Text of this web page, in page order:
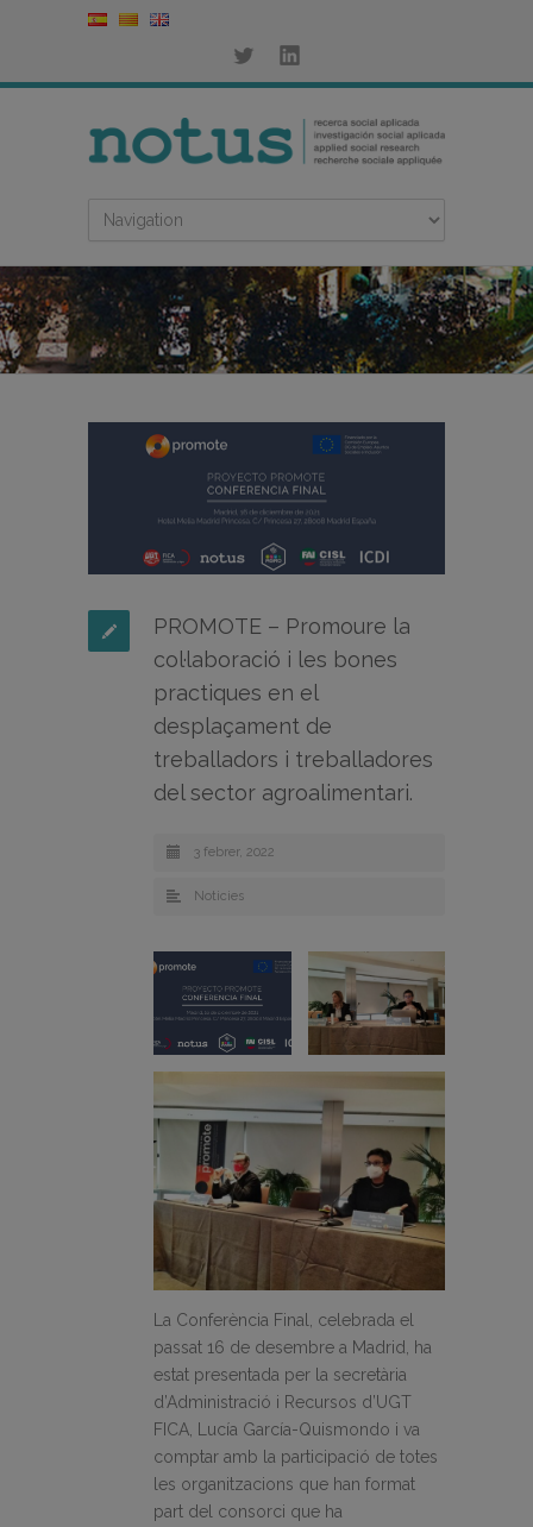
PROMOTE – Promoure la
col·laboració i les bones
practiques en el
desplaçament de
treballadors i treballadores
del sector agroalimentari.
3 febrer, 2022
Noticies
La Conferència Final, celebrada el
passat 16 de desembre a Madrid, ha
estat presentada per la secretària
d’Administració i Recursos d’UGT
FICA, Lucía García-Quismondo i va
comptar amb la participació de totes
les organitzacions que han format
part del consorci que ha